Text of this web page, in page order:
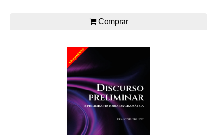
Comprar